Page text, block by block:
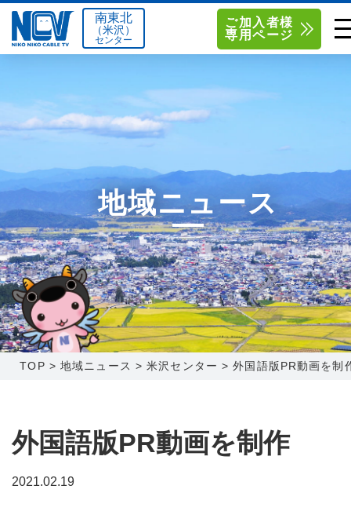
南東北センター（福島）
函館センター 0138-34-2525
新潟センター 025-210-1200
単品料金
お得なセットプラン
料金シミュレーション
サポート
Q&A
センター情報
採用情報
お問い合わせ
〒992-0044
山形県米沢市春日四丁目2-75
0238-24-2525
営業時間 9:00～18:00
南東北センター(福島)
〒960-8252
福島県福島市御山字一本松17-1-
1
0120-173-577
営業時間 9:15～18:00
南東北
（米沢）
センター
ご加入者様
専用ページ
地域ニュース
TOP >地域ニュース >米沢センター >外国語版PR動画を制
外国語版PR動画を制作
2021.02.19